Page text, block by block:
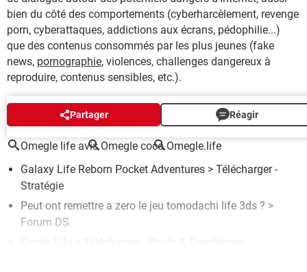
bien du côté des comportements (cyberharcèlement, revenge
porn, cyberattaques, addictions aux écrans, pédophilie...)
que des contenus consommés par les plus jeunes (fake
news, pornographie, violences, challenges dangereux à
reproduire, contenus sensibles, etc.).
Partager Réagir
AUTOUR DU MÊME SUJET
Omegle life avis Omegle coco Omegle.life
Galaxy Life Reborn Pocket Adventures > Télécharger -
Stratégie
Peut ont remettre a zero le jeu tomodachi life 3ds ? >
Forum DS
> Télécharger - Photo & Graphisme